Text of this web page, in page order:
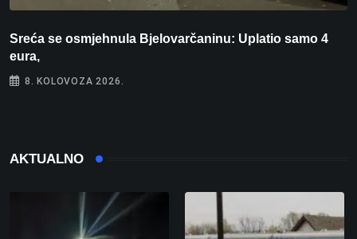
Sreća se osmjehnula Bjelovarčaninu: Uplatio samo 4
eura,
8. KOLOVOZA 2026.
AKTUALNO